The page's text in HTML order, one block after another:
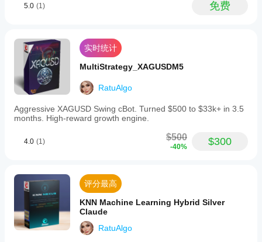
different
XAUUSD,
EURUSD,
GBPUSD,
and
indices.
The
indicator
works
on
from
to
monthly,
with
professional
traders
typically
using
5.0 (1) 免费
实时统计
MultiStrategy_XAGUSDM5
RatuAlgo
Aggressive XAGUSD Swing cBot. Turned $500 to $33k+ in 3.5
months. High-reward growth engine.
4.0 (1) $500
-40% $300
评分最高
KNN Machine Learning Hybrid Silver
Claude
RatuAlgo